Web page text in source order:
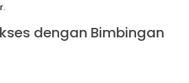
dengan Bimbingan